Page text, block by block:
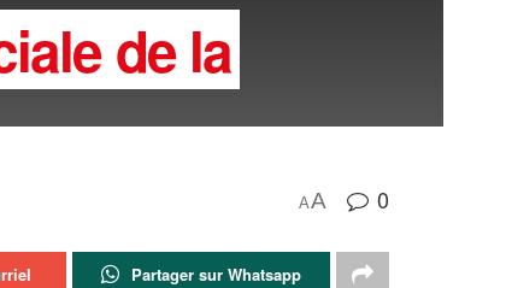
de la
AA 0
Partager sur Whatsapp